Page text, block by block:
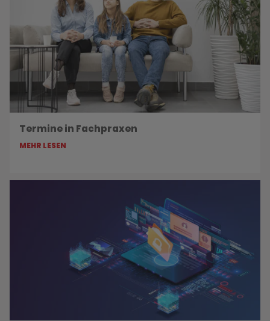
Termine in Fachpraxen
MEHR LESEN